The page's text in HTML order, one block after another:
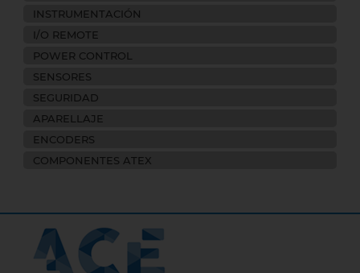
INSTRUMENTACIÓN
I/O REMOTE
POWER CONTROL
SENSORES
SEGURIDAD
APARELLAJE
ENCODERS
COMPONENTES ATEX